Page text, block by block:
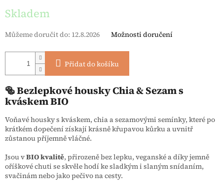
Skladem
Můžeme doručit do: 12.8.2026 Možnosti doručení
Přidat do košíku
🥯 Bezlepkové housky Chia & Sezam s
kváskem BIO
Voňavé housky s kváskem, chia a sezamovými semínky, které po
krátkém dopečení získají krásně křupavou kůrku a uvnitř
zůstanou příjemně vláčné.
Jsou vBIO kvalitě, přirozeně bez lepku, veganské a díky jemně
oříškové chuti se skvěle hodí ke sladkým i slaným snídaním,
svačinám nebo jako pečivo na cesty.